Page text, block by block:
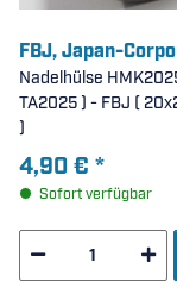
FBJ, Japan-
Nadelhülse
TA2025 ) - FBJ ( 20x27x25mm
)
4,90 € *
Sofort verfügbar